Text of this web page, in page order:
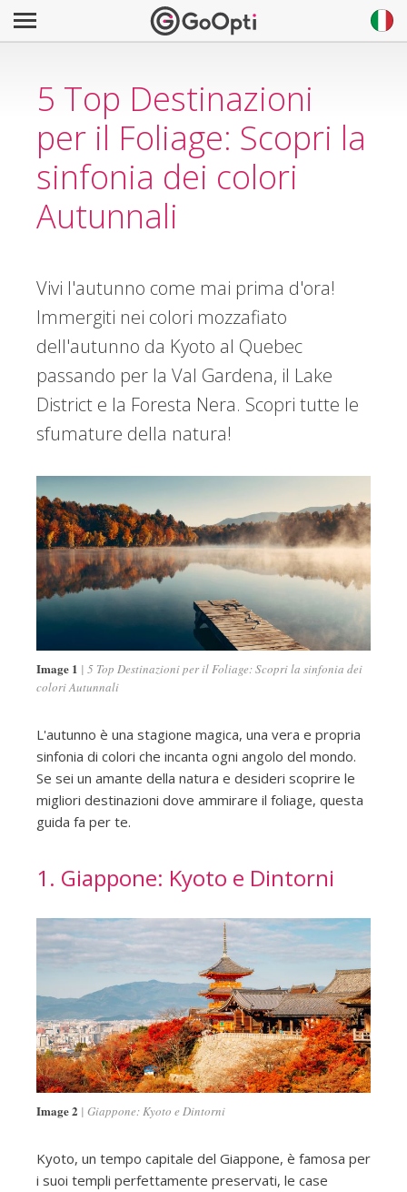
5 Top Destinazioni
per il Foliage: Scopri la
sinfonia dei colori
Autunnali
Vivi l'autunno come mai prima d'ora!
Immergiti nei colori mozzafiato
dell'autunno da Kyoto al Quebec
passando per la Val Gardena, il Lake
District e la Foresta Nera. Scopri tutte le
sfumature della natura!
Image 1
5 Top Destinazioni per il Foliage: Scopri la sinfonia dei
colori Autunnali
L'autunno è una stagione magica, una vera e propria
sinfonia di colori che incanta ogni angolo del mondo.
Se sei un amante della natura e desideri scoprire le
migliori destinazioni dove ammirare il foliage, questa
guida fa per te.
1. Giappone: Kyoto e Dintorni
Image 2 Giappone: Kyoto e Dintorni
Kyoto, un tempo capitale del Giappone, è famosa per
i suoi templi perfettamente preservati, le case